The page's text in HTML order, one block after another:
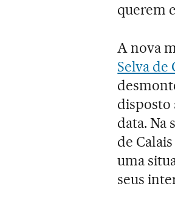
querem
A nova
Selva de
disposto
data. Na
de
uma
seus